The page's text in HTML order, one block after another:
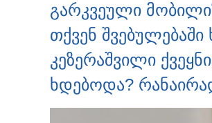
გარკვეული
თქვენ
კეზერაშვილი
ხდებოდა?